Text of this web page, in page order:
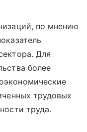
по мнению
Для
более
трудовых
труда.